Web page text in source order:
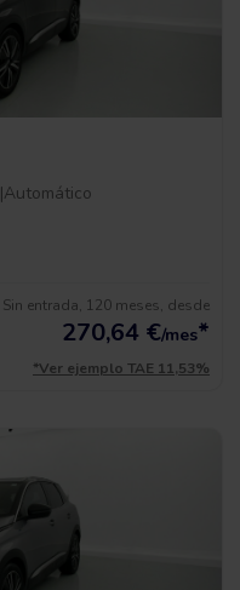
|Automático
Sin entrada, 120 meses, desde
270,64 €/mes*
*Ver ejemplo TAE 11,53%